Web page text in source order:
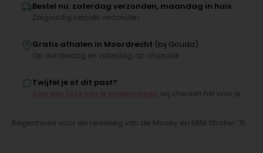
Bestel nu: zaterdag verzonden, maandag in huis
Zorgvuldig verpakt verzonden
Gratis afhalen in Moordrecht (bij Gouda)
Op donderdag en zaterdag, op afspraak
Twijfel je of dit past?
, wij checken het voor je
Regenhoes voor de reiswieg van de Mosey en MINI Stroller '15.